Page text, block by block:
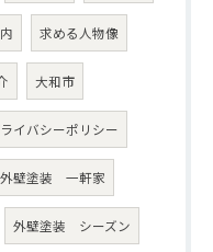
求める人物像
大和市
イバシーポリシー
外壁塗装 一軒家
外壁塗装 シーズン